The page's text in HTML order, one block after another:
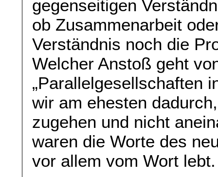
gegenseitigen
ob Zusammenarbeit
Verständnis noch die
Welcher Anstoß geht
„Parallelgesellschaften
wir am ehesten
zugehen und nicht
waren die Worte des
vor allem vom Wort lebt.